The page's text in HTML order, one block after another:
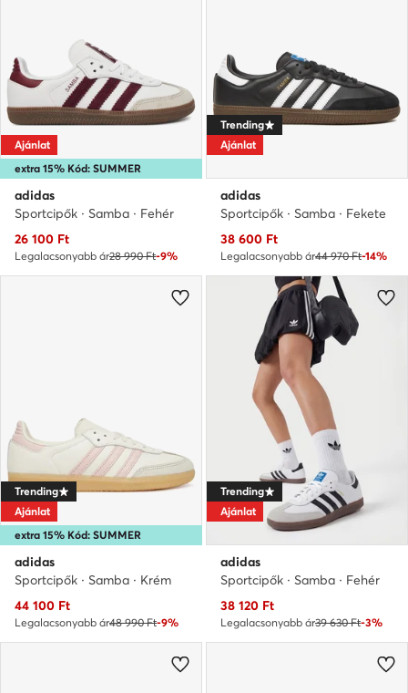
extra 15% Kód: SUMMER
Ajánlat
adidas
Sportcipők · Samba · Fehér
Aktuális ár
26 100 Ft
Legalacsonyabb ár28 990 Ft-9%
Trending
Ajánlat
adidas
Sportcipők · Samba · Fekete
Aktuális ár
38 600 Ft
Legalacsonyabb ár44 970 Ft-14%
extra 15% Kód: SUMMER
Trending
Ajánlat
adidas
Sportcipők · Samba · Krém
Aktuális ár
44 100 Ft
Legalacsonyabb ár48 990 Ft-9%
Trending
Ajánlat
adidas
Sportcipők · Samba · Fehér
Aktuális ár
38 120 Ft
Legalacsonyabb ár39 630 Ft-3%